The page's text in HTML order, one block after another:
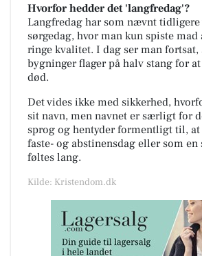
Hvorfor hedder det 'langfredag'?
Langfredag har som nævnt
sørgedag, hvor man kun spiste
ringe kvalitet. I dag ser man
bygninger flager på halv stang for
død.
Det vides ikke med sikkerhed,
sit navn, men navnet er særligt for
sprog og hentyder formentligt til, at
faste- og abstinensdag eller som en
føltes lang.
Kilde: Kristendom.dk